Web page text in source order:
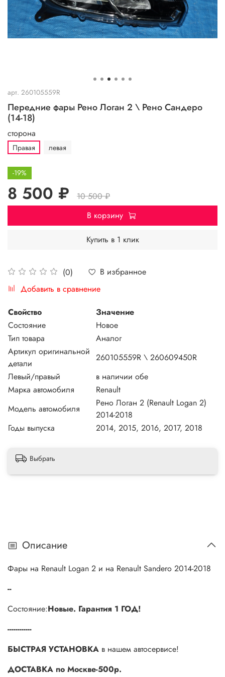
арт. 260105559R
Передние фары Рено Логан 2 \ Рено Сандеро
(14-18)
(0)
В избранное
Добавить в сравнение
сторона
Правая левая
-19%
8 500 ₽
10 500 ₽
В корзину
Купить в 1 клик
Свойство
Значение
Состояние
Новое
Тип товара
Аналог
Артикул оригинальной
детали
260105559R \ 260609450R
Левый/правый
в наличии обе
Марка автомобиля
Renault
Модель автомобиля
Рено Логан 2 (Renault Logan 2)
2014-2018
Годы выпуска
2014, 2015, 2016, 2017, 2018
Выбрать
Описание
Фары на Renault Logan 2 и на Renault Sandero 2014-2018
--
Состояние:Новые. Гарантия 1 ГОД!
------------
БЫСТРАЯ УСТАНОВКА в нашем автосервисе!
ДОСТАВКА по Москве-500р.